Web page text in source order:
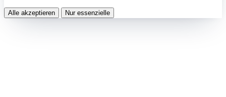
Alle akzeptieren Nur essenzielle